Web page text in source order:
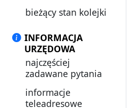
bieżący stan kolejki
INFORMACJA
URZĘDOWA
najczęściej
zadawane pytania
informacje
teleadresowe